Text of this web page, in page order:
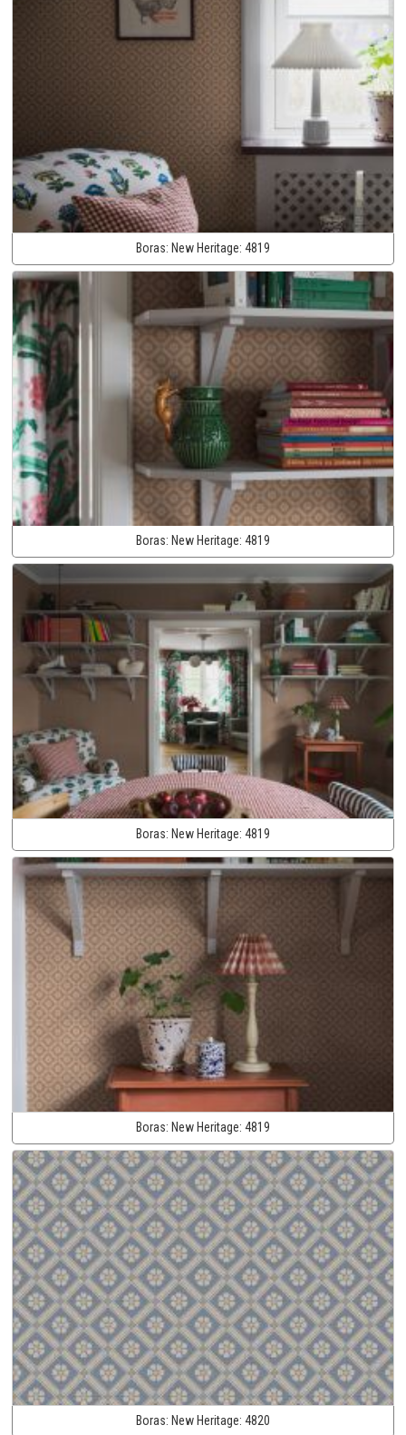
Boras: New Heritage: 4819
Boras: New Heritage: 4819
Boras: New Heritage: 4819
Boras: New Heritage: 4819
Boras: New Heritage: 4820